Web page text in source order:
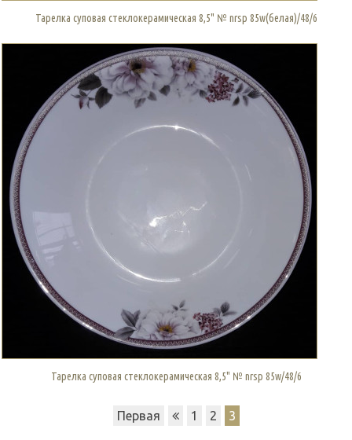
Тарелка суповая стеклокерамическая 8,5" № nrsp 85w(белая)/48/6
Тарелка суповая стеклокерамическая 8,5" № nrsp 85w/48/6
Первая 1 2 3